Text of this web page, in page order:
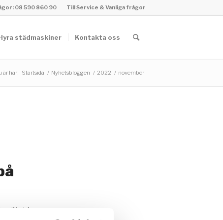
Till Service & Vanliga frågor
08 590 860 90
städmaskiner Kontakta oss
är här: Startsida / Nyhetsbloggen / 2022 / november
tillbehör